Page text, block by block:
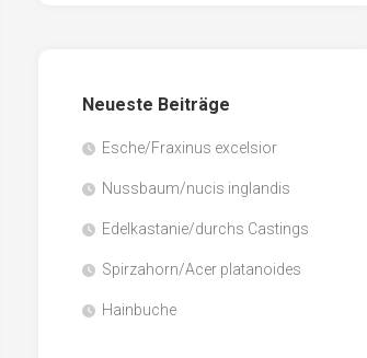
Neueste Beiträge
Esche/Fraxinus excelsior
Nussbaum/nucis inglandis
Edelkastanie/durchs Castings
Spirzahorn/Acer platanoides
Hainbuche